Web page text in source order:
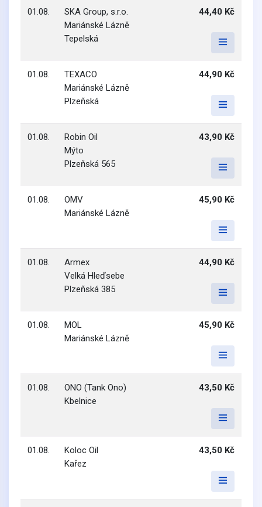
01.08.
SKA Group, s.r.o.
Mariánské Lázně
Tepelská
44,40 Kč
01.08.
TEXACO
Mariánské Lázně
Plzeňská
44,90 Kč
01.08.
Robin Oil
Mýto
Plzeňská 565
43,90 Kč
01.08.
OMV
Mariánské Lázně
45,90 Kč
01.08.
Armex
Velká Hleďsebe
Plzeňská 385
44,90 Kč
01.08.
MOL
Mariánské Lázně
45,90 Kč
01.08.
ONO (Tank Ono)
Kbelnice
43,50 Kč
01.08.
Koloc Oil
Kařez
43,50 Kč